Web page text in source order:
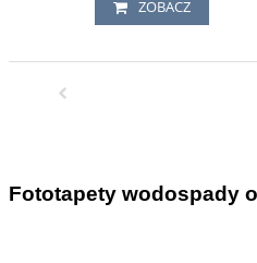
ZOBACZ
Fototapety wodospady